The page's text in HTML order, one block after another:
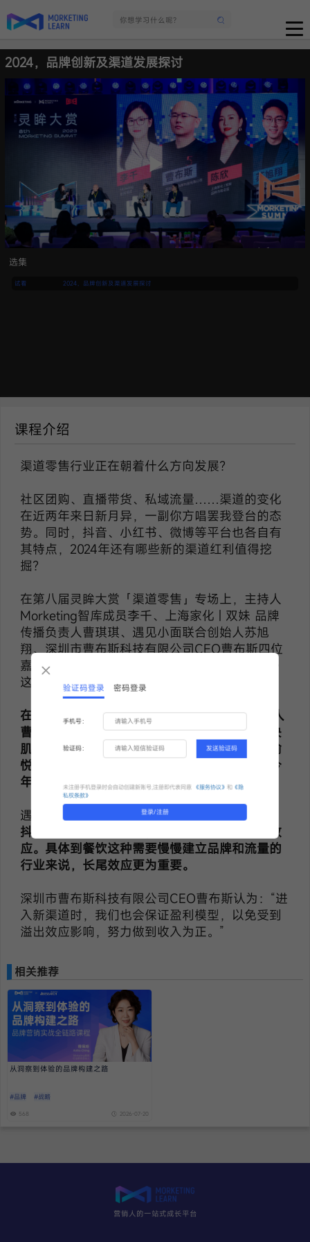
2024，品牌创新及渠道发展探讨
选集
试看 2024，品牌创新及渠道发展探讨
课程介绍
渠道零售行业正在朝着什么方向发展？
社区团购、直播带货、私域流量……渠道的变化
在近两年来日新月异，一副你方唱罢我登台的态
势。同时，抖音、小红书、微博等平台也各自有
其特点，2024年还有哪些新的渠道红利值得挖
掘？
在第八届灵眸大赏「渠道零售」专场上，主持人
Morketing智库成员李千、上海家化 | 双妹 品牌
传播负责人曹琪琪、遇见小面联合创始人苏旭
翔、深圳市曹布斯科技有限公司CEO曹布斯四位
嘉宾一起就《2024，品牌创新及渠道发展探讨》
这一主题展开了圆桌讨论。
在圆桌讨论中，上海家化 | 双妹 品牌传播负责人
曹琪琪表示，现在在美妆护肤行业，不仅要解决
肌肤问题，还要给消费者带来更
多舒缓疗愈的愉
悦 感受。双妹一直坚持建设线上渠道，并且在今
年会重点拓展小红书渠道。
遇见小面联合创始人苏旭翔在品牌实践中发现，
抖音具有更强的爆发力，而小红书更注重长尾效
应。具体到餐饮这种需要慢慢建立品牌和流量的
行业来说，长尾效应更为重要。
深圳市曹布斯科技有限公司CEO曹布斯认为：“进
入新渠道时，我们也会保证盈利模型，以免受到
溢出效应影响，努力做到收入为正。”
相关推荐
从洞察到体验的品牌构建之路
#品牌 #战略
568 2026-07-20
营销人的一站式成长平台
验证码登录 密码登录
手机号：
验证码： 发送验证码
未注册手机登录时会自动创建新账号,注册即代表同意 《服务协议》 和《隐
私权条款》
登录/注册